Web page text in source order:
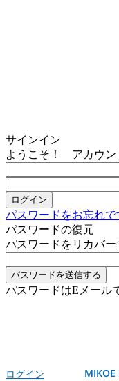
サインイン
ようこそ！ アカウン
パスワードをお忘れ
パスワードの復元
パスワードをリカバー
パスワードはEメール
ログイン MIKOE